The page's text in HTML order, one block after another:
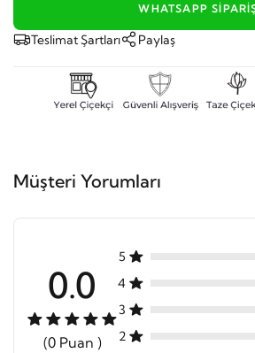
WHATSAPP
Teslimat Şartları Paylaş
Müşteri Yorumları
0.0
(0 Puan )
5
4
3
2